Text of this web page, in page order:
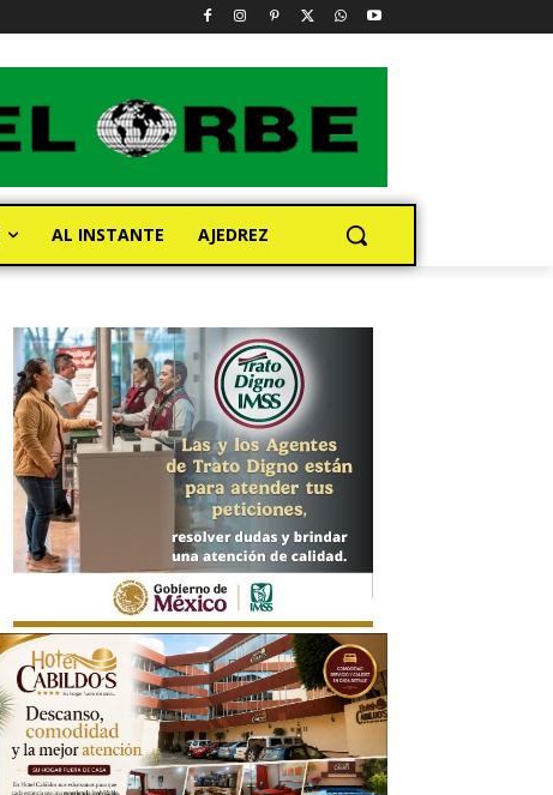
AL INSTANTE AJEDREZ